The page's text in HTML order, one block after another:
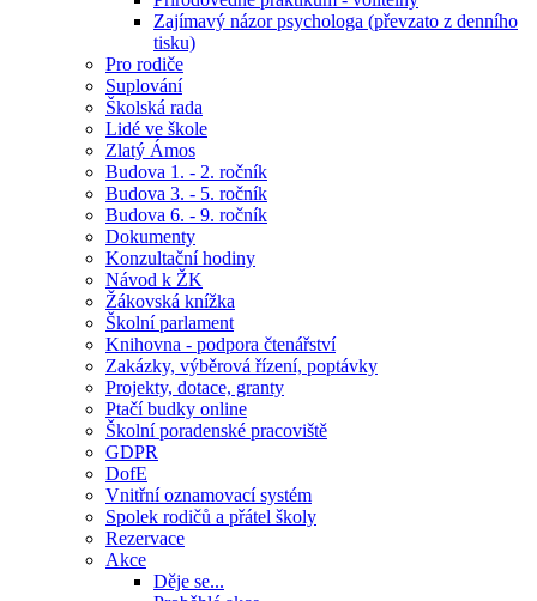
Zajímavý názor psychologa (převzato z denního
tisku)
Pro rodiče
Suplování
Školská rada
Lidé ve škole
Zlatý Ámos
Budova 1. - 2. ročník
Budova 3. - 5. ročník
Budova 6. - 9. ročník
Dokumenty
Konzultační hodiny
Návod k ŽK
Žákovská knížka
Školní parlament
Knihovna - podpora čtenářství
Zakázky, výběrová řízení, poptávky
Projekty, dotace, granty
Ptačí budky online
Školní poradenské pracoviště
GDPR
DofE
Vnitřní oznamovací systém
Spolek rodičů a přátel školy
Rezervace
Akce
Děje se...